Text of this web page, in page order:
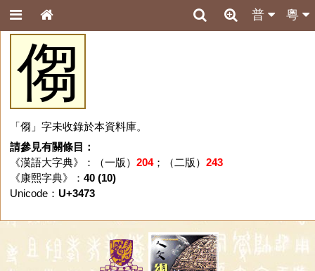
粵
普
㑳
「㑳」字未收錄於本資料庫。
請參見有關條目：
《漢語大字典》：（一版） 204；（二版） 243
《康熙字典》： 40 (10)
Unicode： U+3473